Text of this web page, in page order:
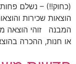
(כחוק!!) – נשלם
הוצאות שכירות
המבנה זוהי הוצאה
או חנות, ההכרה